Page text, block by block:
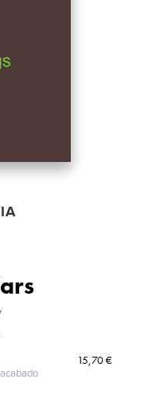
15,70 €